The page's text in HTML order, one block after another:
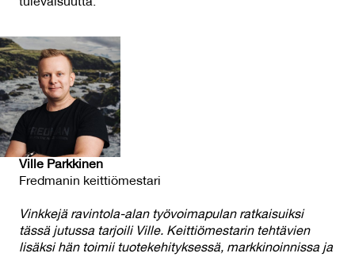
tulevaisuutta.
Ville Parkkinen
Fredmanin keittiömestari
Vinkkejä ravintola-alan työvoimapulan ratkaisuiksi
tässä jutussa tarjoili Ville. Keittiömestarin tehtävien
lisäksi hän toimii tuotekehityksessä, markkinoinnissa ja